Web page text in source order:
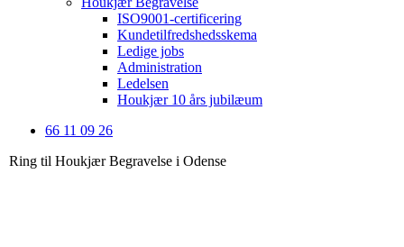
ISO9001-certificering
Kundetilfredshedsskema
Ledige jobs
Administration
Ledelsen
Houkjær 10 års jubilæum
66 11 09 26
Ring til Houkjær Begravelse i Odense